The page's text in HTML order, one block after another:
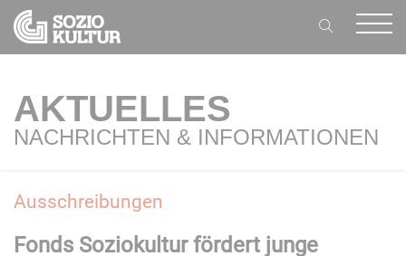
AKTUELLES
NACHRICHTEN & INFORMATIONEN
Ausschreibungen
Fonds Soziokultur fördert junge